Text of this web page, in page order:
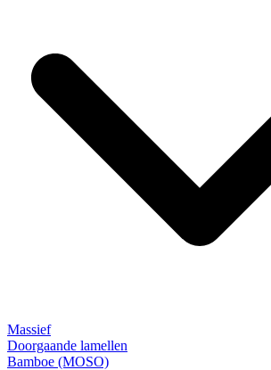
Massief
Doorgaande lamellen
Bamboe (MOSO)